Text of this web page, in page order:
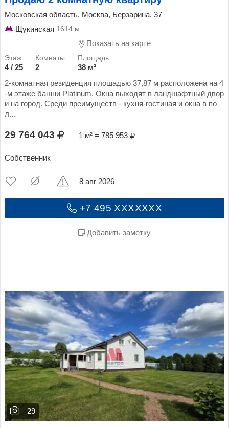
Московская область, Москва, Берзарина, 37
Щукинская 1614 м
Показать на карте
4 / 25 2
38 м²
2-комнатная резиденция площадью 37,87 м расположена на 4
-м этаже башни Platinum. Окна выходят в ландшафтный двор
и на город. Среди преимуществ - кухня-гостиная и окна в по
л...
29 764 043 1 м² = 785 953
Собственник
+7 495 XXXXXXX
Добавить заметку
8 авг 2026
29